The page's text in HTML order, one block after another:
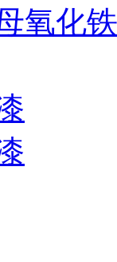
氧化